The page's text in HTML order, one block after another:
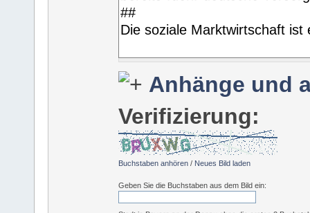
Anhänge und
Verifizierung:
Buchstaben anhören / Neues Bild laden
Geben Sie die Buchstaben aus dem Bild ein: